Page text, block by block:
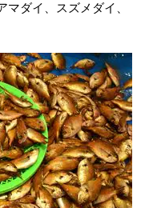
ダイ、スズメダイ、